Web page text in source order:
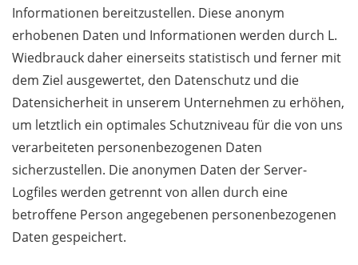
Informationen bereitzustellen. Diese anonym
erhobenen Daten und Informationen werden durch L.
Wiedbrauck daher einerseits statistisch und ferner mit
dem Ziel ausgewertet, den Datenschutz und die
Datensicherheit in unserem Unternehmen zu erhöhen,
um letztlich ein optimales Schutzniveau für die von uns
verarbeiteten personenbezogenen Daten
sicherzustellen. Die anonymen Daten der Server-
Logfiles werden getrennt von allen durch eine
betroffene Person angegebenen personenbezogenen
Daten gespeichert.